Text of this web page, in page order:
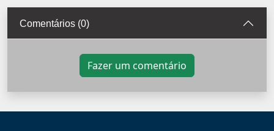
Comentários (0)
Fazer um comentário